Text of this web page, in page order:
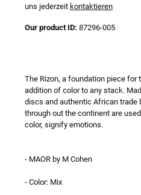
uns jederzeit kontaktieren
Our product ID: 87296-005
The Rizon, a foundation piece for
addition of color to any stack.
discs and authentic African trade
through out the continent are
color, signify emotions.
- MAOR by M Cohen
- Color: Mix